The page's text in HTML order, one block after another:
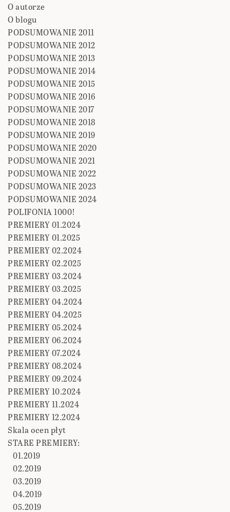
O autorze
O blogu
PODSUMOWANIE 2011
PODSUMOWANIE 2012
PODSUMOWANIE 2013
PODSUMOWANIE 2014
PODSUMOWANIE 2015
PODSUMOWANIE 2016
PODSUMOWANIE 2017
PODSUMOWANIE 2018
PODSUMOWANIE 2019
PODSUMOWANIE 2020
PODSUMOWANIE 2021
PODSUMOWANIE 2022
PODSUMOWANIE 2023
PODSUMOWANIE 2024
POLIFONIA 1000!
PREMIERY 01.2024
PREMIERY 01.2025
PREMIERY 02.2024
PREMIERY 02.2025
PREMIERY 03.2024
PREMIERY 03.2025
PREMIERY 04.2024
PREMIERY 04.2025
PREMIERY 05.2024
PREMIERY 06.2024
PREMIERY 07.2024
PREMIERY 08.2024
PREMIERY 09.2024
PREMIERY 10.2024
PREMIERY 11.2024
PREMIERY 12.2024
Skala ocen płyt
STARE PREMIERY:
01.2019
02.2019
03.2019
04.2019
05.2019